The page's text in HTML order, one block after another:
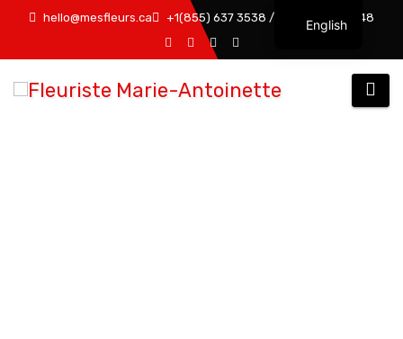
hello@mesfleurs.ca +1(855) 637 3538 / +1(819) 376 6548
English